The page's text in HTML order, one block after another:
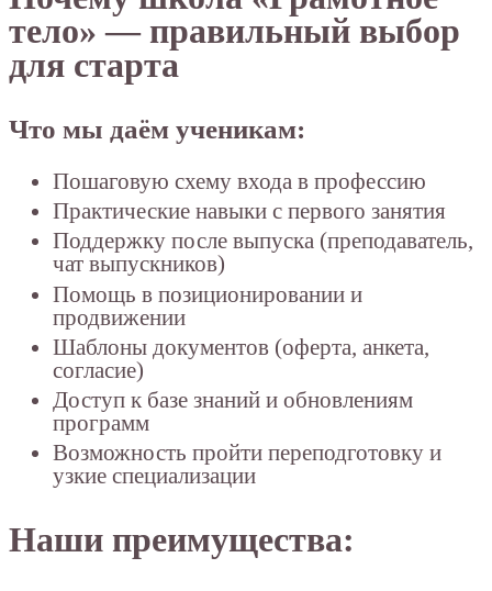
тело» — правильный выбор
для старта
Что мы даём ученикам:
Пошаговую схему входа в профессию
Практические навыки с первого занятия
Поддержку после выпуска (преподаватель,
чат выпускников)
Помощь в позиционировании и
продвижении
Шаблоны документов (оферта, анкета,
согласие)
Доступ к базе знаний и обновлениям
программ
Возможность пройти переподготовку и
узкие специализации
Наши преимущества: